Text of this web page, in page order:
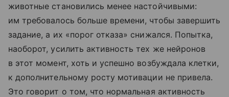
животные становились менее настойчивыми:
им требовалось больше времени, чтобы завершить
задание, а их «порог отказа» снижался. Попытка,
наоборот, усилить активность тех же нейронов
в этот момент, хоть и успешно возбуждала клетки,
к дополнительному росту мотивации не привела.
Это говорит о том, что нормальная активность